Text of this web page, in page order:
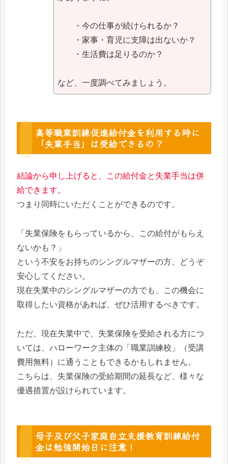
・今の仕事が続けられるか？
・家事・育児に支障は出ないか？
・生活費は足りるのか？
など、一度調べてみましょう。
高等職業訓練促進給付金を利用する時に
「失業手当」は受給できるの？
結論から申し上げると、この給付金と失業手当は併
給できます。
つまり同時にいただくことができるのです。
「失業保険をもらっているから、この給付がもらえ
ないかも？」
という不安をお持ちのシングルマザーの方、どうぞ
安心してください。
現在失業中のシングルマザーの方でも、この機会に
取得したい資格があれば、ぜひ活用するべきです。
ただ、現在失業中で、失業保険を受給される方につ
いては、ハローワーク主体の「職業訓練校」（受講
費用無料）に通うこともできるかもしれません。
こちらは、失業保険の受給期間の延長など、様々な
優遇措置が設けられています。
母子及び父子家庭自立支援教育訓練給付
金は勉強開始日に注意！